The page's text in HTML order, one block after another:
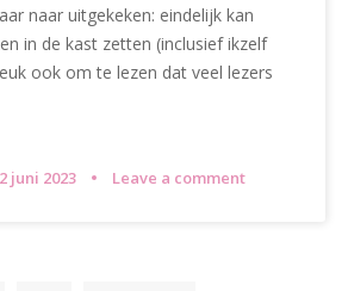
naar uitgekeken: eindelijk kan
in de kast zetten (inclusief ikzelf
ook om te lezen dat veel lezers
juni 2023 Leave a comment